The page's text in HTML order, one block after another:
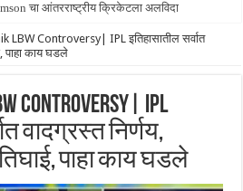
ची पुन्हा मुंबईकराच्या खांद्यावर, एशियन गेम्स…
LBW Controversy| IPL इतिहासातील सर्वात
पाहा काय घडले
Controversy| IPL
वादग्रस्त निर्णय,
पाहा काय घडले